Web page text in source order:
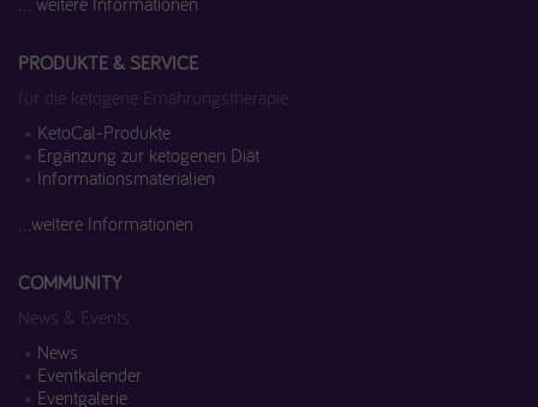
PRODUKTE & SERVICE
für die ketogene Ernährungstherapie
KetoCal-Produkte
Ergänzung zur ketogenen Diät
Informationsmaterialien
...weitere Informationen
COMMUNITY
News & Events
News
Eventkalender
Eventgalerie